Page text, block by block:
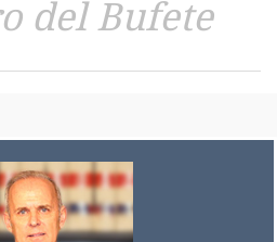
del Bufete